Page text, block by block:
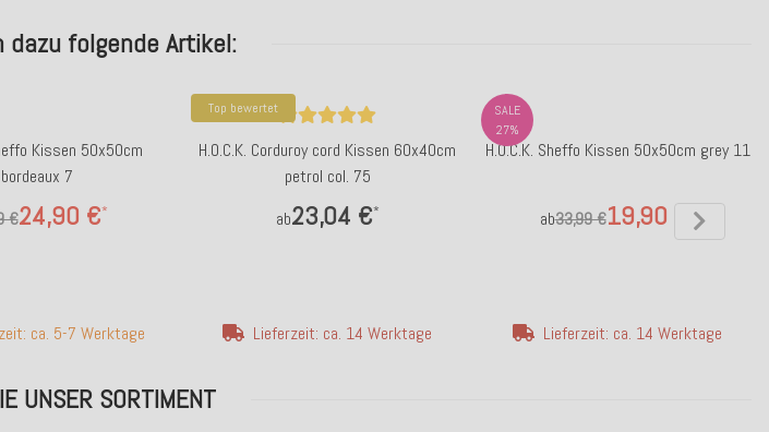
folgende Artikel:
Kissen 50x50cm
bordeaux 7
24,90 €*
€
ca. 5-7 Werktage
Top bewertet
H.O.C.K. Corduroy cord Kissen 60x40cm
petrol col. 75
ab23,04 €*
Lieferzeit: ca. 14 Werktage
SALE
27%
H.O.C.K. Sheffo Kissen 50x50cm grey 11
ab 19,90 € *
33,99 €
Lieferzeit: ca. 14 Werktage
UNSER SORTIMENT